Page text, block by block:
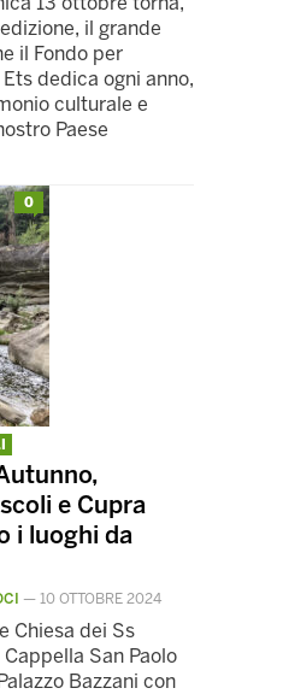
il grande
il Fondo per
dedica ogni anno,
culturale e
Paese
0
e Cupra
i luoghi da
— 10 OTTOBRE 2024
Chiesa dei Ss
San Paolo
Bazzani con